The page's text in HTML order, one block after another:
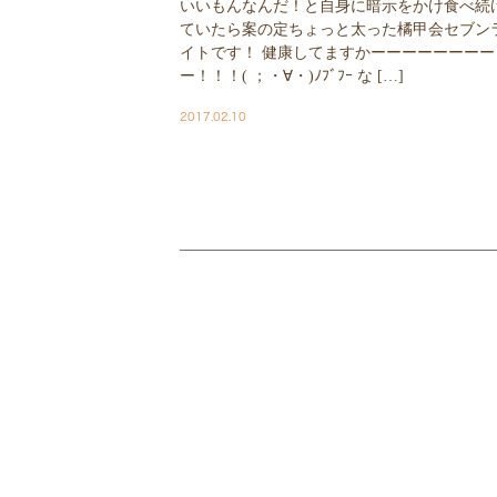
いいもんなんだ！と自身に暗示をかけ食べ続
ていたら案の定ちょっと太った橘甲会セブン
イトです！ 健康してますかーーーーーーーー
ー！！！( ；・∀・)ﾉﾌﾞﾌｰ な […]
2017.02.10